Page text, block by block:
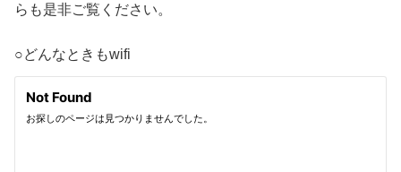
らも是非ご覧ください。
○どんなときもwifi